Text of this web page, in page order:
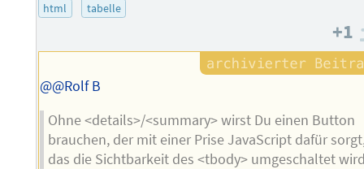
html
tabelle
+1
@@Rolf B
Ohne <details>/<summary> wirst Du einen Button
brauchen, der mit einer Prise JavaScript dafür
das die Sichtbarkeit des <tbody> umgeschaltet